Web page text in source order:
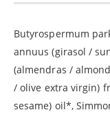
Butyrospermum
annuus (girasol /
(almendras /
/ olive extra virgin)
sesame) oil*,